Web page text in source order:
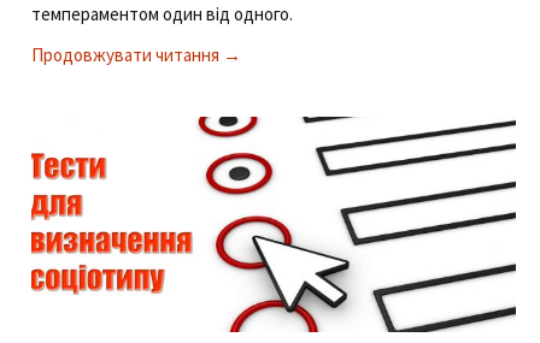
темпераментом один від одного.
Продовжувати читання Дещо більше ніж класична соціоніка
→